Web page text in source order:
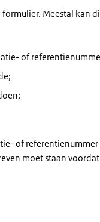
Meestal kan
of
of
moet staan